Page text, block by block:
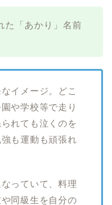
た「あかり」名前
イメージ。どこ
や学校等で走り
れても泣くのを
も運動も頑張れ
っていて、料理
同級生を自分の